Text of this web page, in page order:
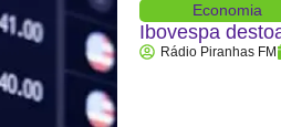
Economia
Ibovespa
Rádio Piranhas FM